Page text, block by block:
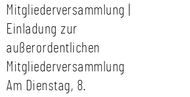
Mitgliederversammlung |
Einladung zur
außerordentlichen
Mitgliederversammlung
Am Dienstag, 8.